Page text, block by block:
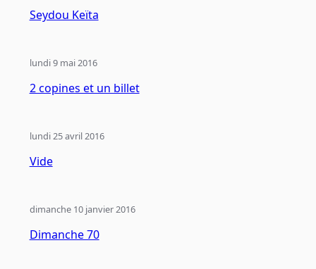
Seydou Keïta
2 copines et un billet
lundi 9 mai 2016
Vide
lundi 25 avril 2016
Dimanche 70
dimanche 10 janvier 2016